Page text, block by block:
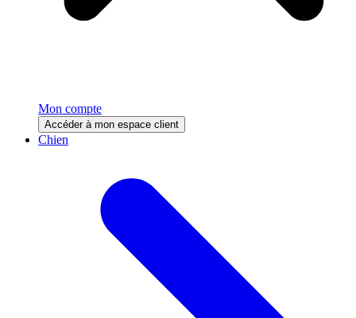
Mon compte
Accéder à mon espace client
Chien